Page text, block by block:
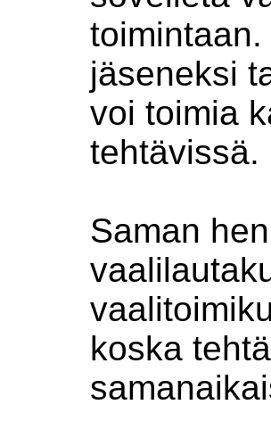
jäseneksi
voi toimia
tehtävissä.
Saman
koska